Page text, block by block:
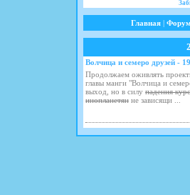
Главная |
Волчица и семеро друзей -
Продолжаем оживлять
главы манги "Волчица и
выход, но в силу падения
инопланетян не зависящи